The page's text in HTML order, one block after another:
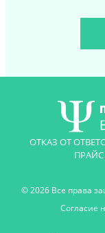
ОТКАЗ ОТ
© 2026 Все права
Согласие